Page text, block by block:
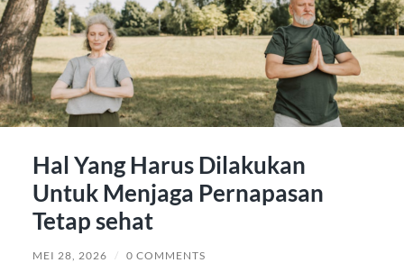
Hal Yang Harus Dilakukan
Untuk Menjaga Pernapasan
Tetap sehat
MEI 28, 2026 / 0 COMMENTS